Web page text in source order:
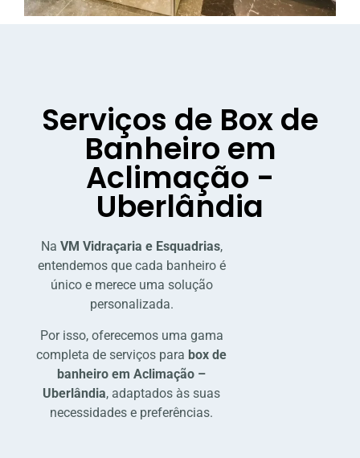
Serviços de Box de
Banheiro em
Aclimação -
Uberlândia
Na VM Vidraçaria e Esquadrias,
entendemos que cada banheiro é
único e merece uma solução
personalizada.
Por isso, oferecemos uma gama
completa de serviços para box de
banheiro em Aclimação –
Uberlândia, adaptados às suas
necessidades e preferências.